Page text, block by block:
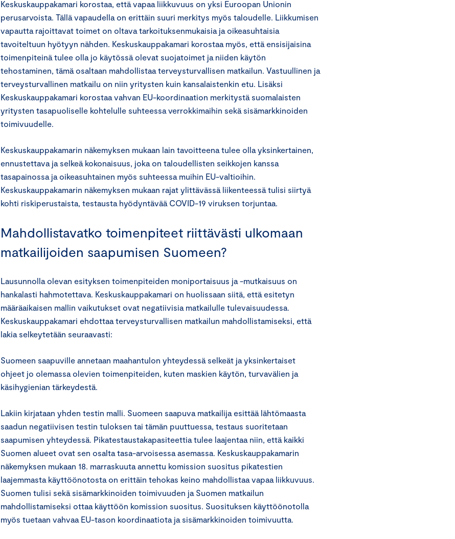
Keskuskauppakamari korostaa, että vapaa liikkuvuus on yksi Euroopan Unionin
perusarvoista. Tällä vapaudella on erittäin suuri merkitys myös taloudelle. Liikkumisen
vapautta rajoittavat toimet on oltava tarkoituksenmukaisia ja oikeasuhtaisia
tavoiteltuun hyötyyn nähden. Keskuskauppakamari korostaa myös, että ensisijaisina
toimenpiteinä tulee olla jo käytössä olevat suojatoimet ja niiden käytön
tehostaminen, tämä osaltaan mahdollistaa terveysturvallisen matkailun. Vastuullinen ja
terveysturvallinen matkailu on niin yritysten kuin kansalaistenkin etu. Lisäksi
Keskuskauppakamari korostaa vahvan EU-koordinaation merkitystä suomalaisten
yritysten tasapuoliselle kohtelulle suhteessa verrokkimaihin sekä sisämarkkinoiden
toimivuudelle.
Keskuskauppakamarin näkemyksen mukaan lain tavoitteena tulee olla yksinkertainen,
ennustettava ja selkeä kokonaisuus, joka on taloudellisten seikkojen kanssa
tasapainossa ja oikeasuhtainen myös suhteessa muihin EU-valtioihin.
Keskuskauppakamarin näkemyksen mukaan rajat ylittävässä liikenteessä tulisi siirtyä
kohti riskiperustaista, testausta hyödyntävää COVID-19 viruksen torjuntaa.
Mahdollistavatko toimenpiteet riittävästi ulkomaan
matkailijoiden saapumisen Suomeen?
Lausunnolla olevan esityksen toimenpiteiden moniportaisuus ja -mutkaisuus on
hankalasti hahmotettava. Keskuskauppakamari on huolissaan siitä, että esitetyn
määräaikaisen mallin vaikutukset ovat negatiivisia matkailulle tulevaisuudessa.
Keskuskauppakamari ehdottaa terveysturvallisen matkailun mahdollistamiseksi, että
lakia selkeytetään seuraavasti:
Suomeen saapuville annetaan maahantulon yhteydessä selkeät ja yksinkertaiset
ohjeet jo olemassa olevien toimenpiteiden, kuten maskien käytön, turvavälien ja
käsihygienian tärkeydestä.
Lakiin kirjataan yhden testin malli. Suomeen saapuva matkailija esittää lähtömaasta
saadun negatiivisen testin tuloksen tai tämän puuttuessa, testaus suoritetaan
saapumisen yhteydessä. Pikatestaustakapasiteettia tulee laajentaa niin, että kaikki
Suomen alueet ovat sen osalta tasa-arvoisessa asemassa. Keskuskauppakamarin
näkemyksen mukaan 18. marraskuuta annettu komission suositus pikatestien
laajemmasta käyttöönotosta on erittäin tehokas keino mahdollistaa vapaa liikkuvuus.
Suomen tulisi sekä sisämarkkinoiden toimivuuden ja Suomen matkailun
mahdollistamiseksi ottaa käyttöön komission suositus. Suosituksen käyttöönotolla
myös tuetaan vahvaa EU-tason koordinaatiota ja sisämarkkinoiden toimivuutta.